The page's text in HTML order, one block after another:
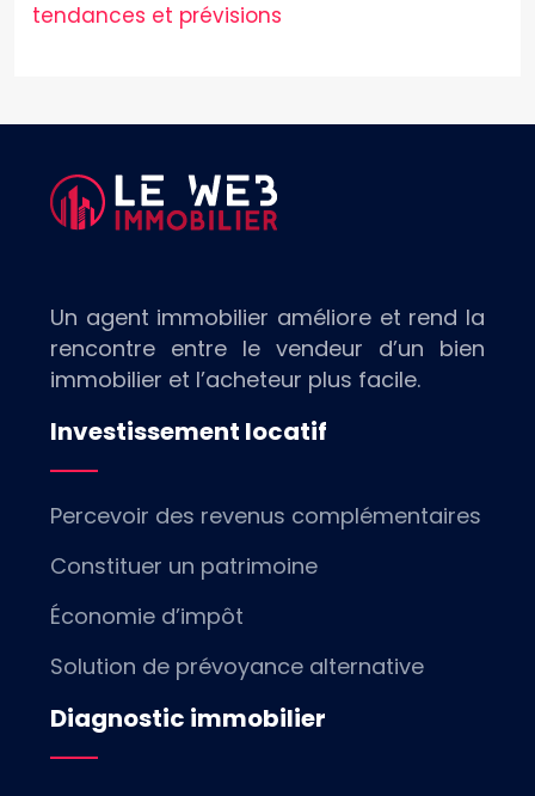
tendances et prévisions
Un agent immobilier améliore et rend la
rencontre entre le vendeur d’un bien
immobilier et l’acheteur plus facile.
Investissement locatif
Percevoir des revenus complémentaires
Constituer un patrimoine
Économie d’impôt
Solution de prévoyance alternative
Diagnostic immobilier